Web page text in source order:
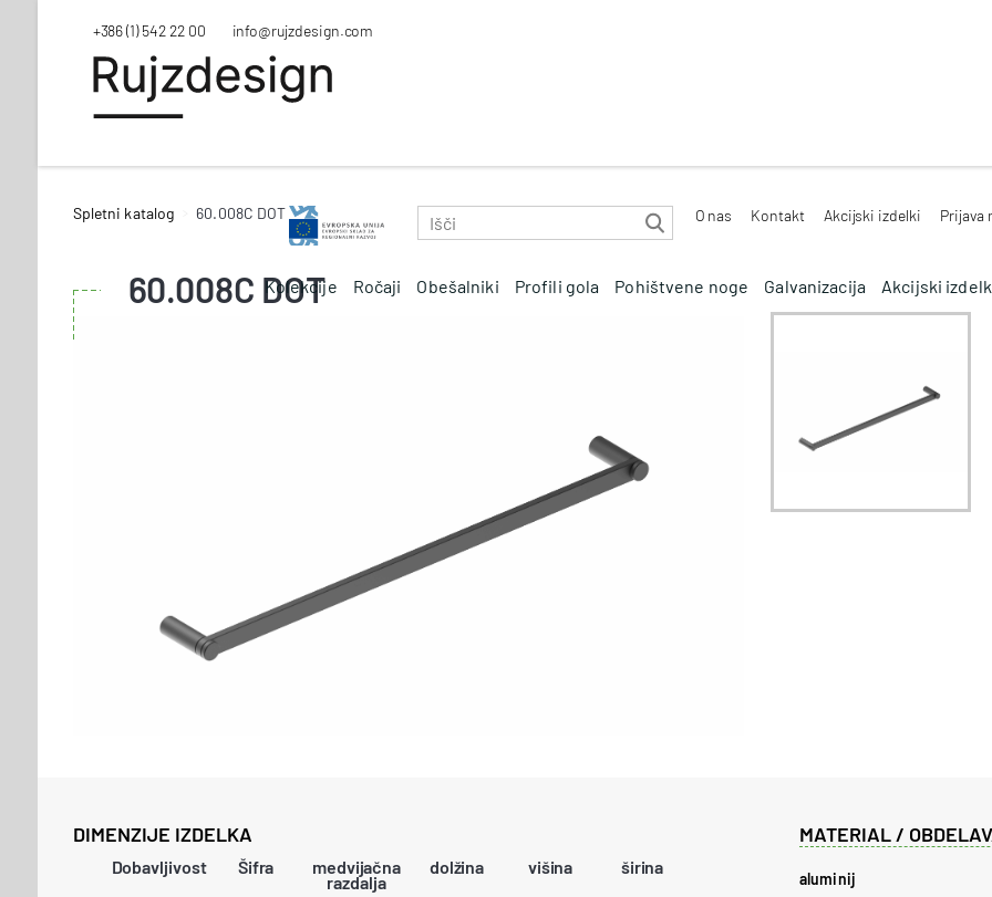
+386 (1) 542 22 00 info@rujzdesign.com
O nas Kontakt Akcijski izdelki Prijava
Kolekcije Ročaji Obešalniki Profili gola Pohištvene noge Galvanizacija Akcijski
Spletni katalog 60.008C DOT
60.008C DOT
DIMENZIJE IZDELKA
Dobavljivost Šifra medvijačna
razdalja
dolžina višina širina
MATERIAL /
aluminij